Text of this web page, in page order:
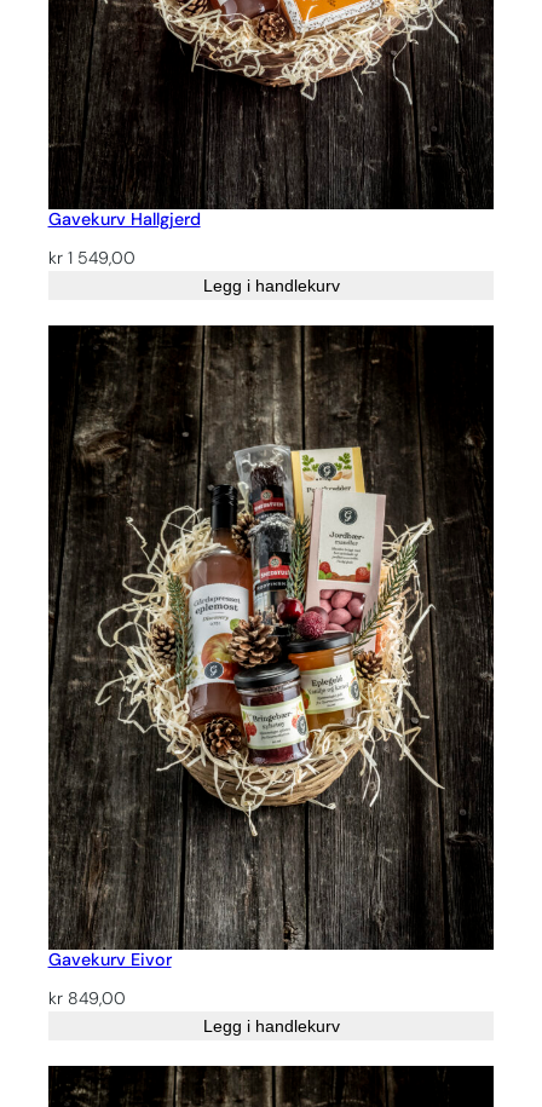
Gavekurv Hallgjerd
kr1 549,00
Legg i handlekurv
Gavekurv Eivor
kr849,00
Legg i handlekurv